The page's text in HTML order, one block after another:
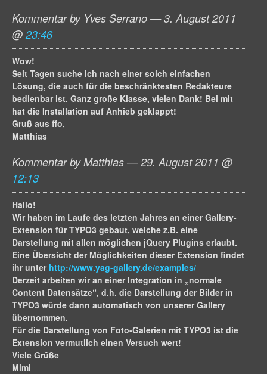
Kommentar by Yves Serrano — 3. August 2011
@ 23:46
Wow!
Seit Tagen suche ich nach einer solch einfachen
Lösung, die auch für die beschränktesten Redakteure
bedienbar ist. Ganz große Klasse, vielen Dank! Bei mit
hat die Installation auf Anhieb geklappt!
Gruß aus ffo,
Matthias
Kommentar by Matthias — 29. August 2011 @
12:13
Hallo!
Wir haben im Laufe des letzten Jahres an einer Gallery-
Extension für TYPO3 gebaut, welche z.B. eine
Darstellung mit allen möglichen jQuery Plugins erlaubt.
Eine Übersicht der Möglichkeiten dieser Extension findet
ihr unter http://www.yag-gallery.de/examples/
Derzeit arbeiten wir an einer Integration in „normale
Content Datensätze“, d.h. die Darstellung der Bilder in
TYPO3 würde dann automatisch von unserer Gallery
übernommen.
Für die Darstellung von Foto-Galerien mit TYPO3 ist die
Extension vermutlich einen Versuch wert!
Viele Grüße
Mimi